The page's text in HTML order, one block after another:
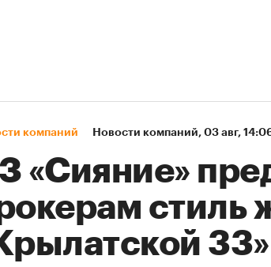
компаний Новости компаний⁠, 03 авг,
«Сияние»
стиль
33»